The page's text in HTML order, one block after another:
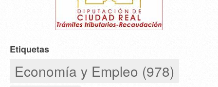
Etiquetas
Economía y Empleo (978)